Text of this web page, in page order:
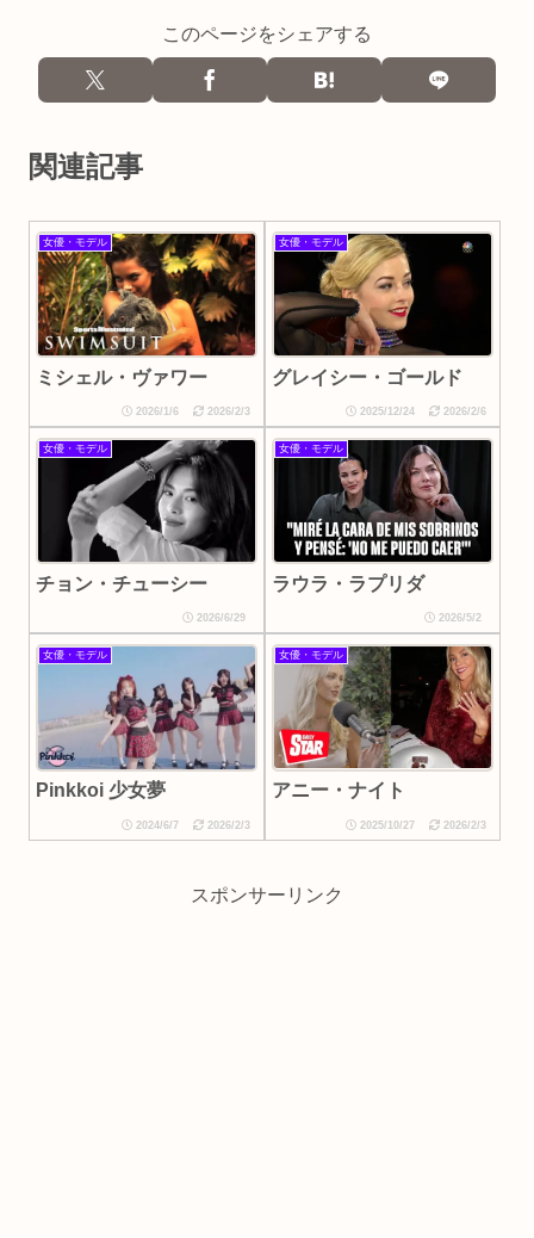
このページをシェアする
関連記事
女優・モデル
ミシェル・ヴァワー
2026/1/6 2026/2/3
女優・モデル
グレイシー・ゴールド
2025/12/24 2026/2/6
女優・モデル
チョン・チューシー
2026/6/29
女優・モデル
ラウラ・ラプリダ
2026/5/2
女優・モデル
Pinkkoi 少女夢
2024/6/7 2026/2/3
女優・モデル
アニー・ナイト
2025/10/27 2026/2/3
スポンサーリンク